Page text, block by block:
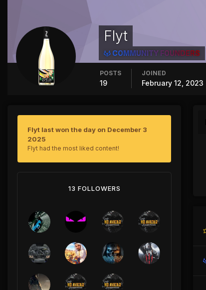
Flyt
COMMUNITY FOUNDERS
POSTS
19
JOINED
February 12, 2023
Flyt last won the day on December 3
2025
Flyt had the most liked content!
13 FOLLOWERS